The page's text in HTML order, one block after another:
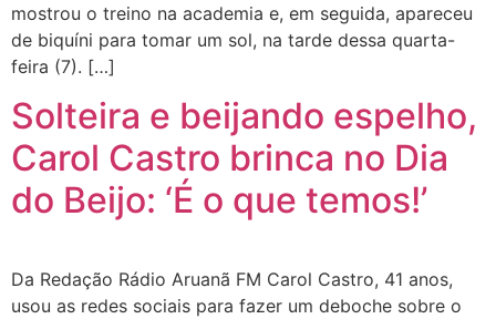
mostrou o treino na academia e, em seguida, apareceu
de biquíni para tomar um sol, na tarde dessa quarta-
feira (7). […]
Solteira e beijando espelho,
Carol Castro brinca no Dia
do Beijo: ‘É o que temos!’
Da Redação Rádio Aruanã FM Carol Castro, 41 anos,
usou as redes sociais para fazer um deboche sobre o